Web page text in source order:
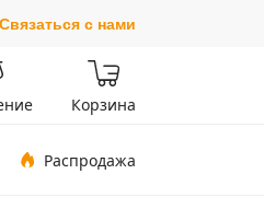
Связаться с нами
Корзина
Распродажа